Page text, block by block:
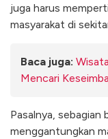
juga harus
masyarakat di
Baca juga:
Mencari
Pasalnya, sebagian
menggantungkan